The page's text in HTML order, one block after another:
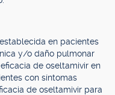
en pacientes
y/o daño pulmonar
de oseltamivir en
con síntomas
de oseltamivir para